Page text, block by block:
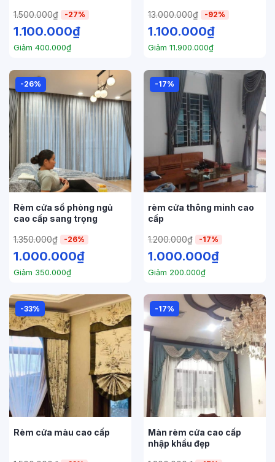
1.500.000₫ -27%
1.100.000₫
Giảm 400.000₫
13.000.000₫ -92%
1.100.000₫
Giảm 11.900.000₫
-26%
Rèm cửa sổ phòng ngủ
cao cấp sang trọng
1.350.000₫ -26%
1.000.000₫
Giảm 350.000₫
-17%
rèm cửa thông minh cao
cấp
1.200.000₫ -17%
1.000.000₫
Giảm 200.000₫
-33%
Rèm cửa màu cao cấp
-17%
Màn rèm cửa cao cấp
nhập khẩu đẹp